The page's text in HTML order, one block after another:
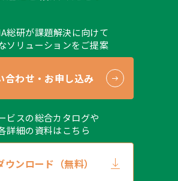
については、漏洩、滅失または毀損
、その他個人情報の安全管理のため
措置を講じます。
方針など）
個人情報に関
情報の開示等および問い合せ窓口に
示対象個人情報の利用目的の通知、
の訂正、追加または削除、利用の停
総研が課題解決に向けて
ソリューションをご提案
合わせ・お申し込み
ビスの総合カタログや
詳細の資料はこちら
ウンロード（無料）